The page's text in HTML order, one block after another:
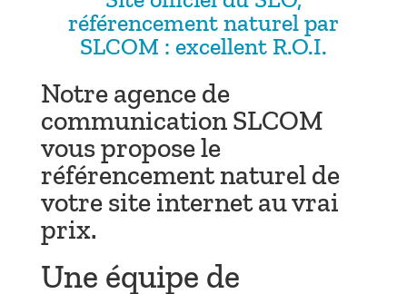
référencement naturel par
SLCOM : excellent R.O.I.
Notre agence de
communication SLCOM
vous propose le
référencement naturel de
votre site internet au vrai
prix.
Une équipe de